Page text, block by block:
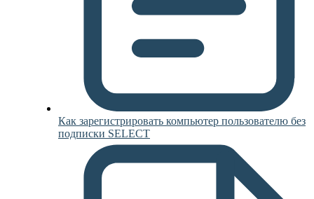
Как зарегистрировать компьютер пользователю без
подписки SELECT